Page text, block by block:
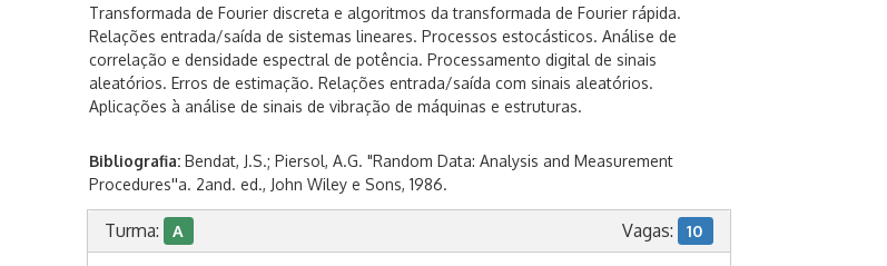
Transformada de Fourier discreta e algoritmos da transformada de Fourier rápida.
Relações entrada/saída de sistemas lineares. Processos estocásticos. Análise de
correlação e densidade espectral de potência. Processamento digital de sinais
aleatórios. Erros de estimação. Relações entrada/saída com sinais aleatórios.
Aplicações à análise de sinais de vibração de máquinas e estruturas.
Bibliografia:Bendat, J.S.; Piersol, A.G. "Random Data: Analysis and Measurement
Procedures''a. 2and. ed., John Wiley e Sons, 1986.
Turma: A Vagas: 10